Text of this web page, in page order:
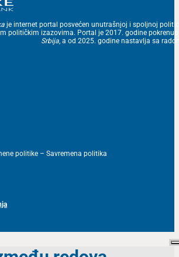
je internet portal posvećen unutrašnjoj i spoljnoj
političkim izazovima. Portal je 2017. godine
Srbija, a od 2025. godine nastavlja sa
politike – Savremena politika